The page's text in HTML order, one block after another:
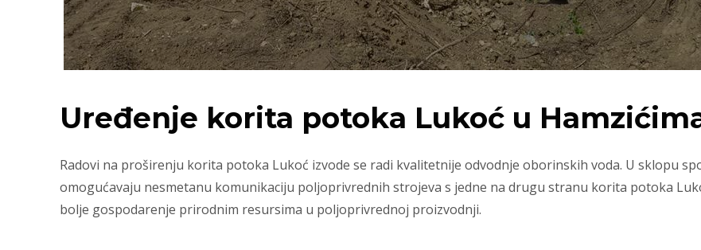
Uređenje korita potoka Lukoć u
Radovi na proširenju korita potoka Lukoć izvode se radi kvalitetnije odvodnje oborinskih voda. U sklopu
omogućavaju nesmetanu komunikaciju poljoprivrednih strojeva s jedne na drugu stranu korita potoka
bolje gospodarenje prirodnim resursima u poljoprivrednoj proizvodnji.